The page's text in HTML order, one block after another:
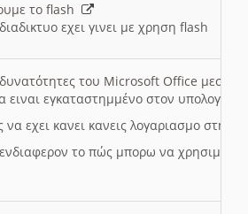
το flash
εχει γινει με χρηση flash
του Microsoft Office μεσω
ειναι εγκαταστημμένο στον
να εχει κανει κανεις λογαριασμο στη
το πώς μπορω να